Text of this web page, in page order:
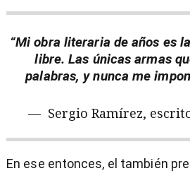
“Mi obra literaria de años es
libre. Las únicas armas
palabras, y nunca me
— Sergio Ramírez,
En ese entonces, el también